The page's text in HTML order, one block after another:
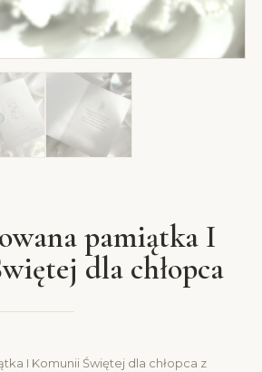
pamiątka I
dla chłopca
I Komunii Świętej dla chłopca z